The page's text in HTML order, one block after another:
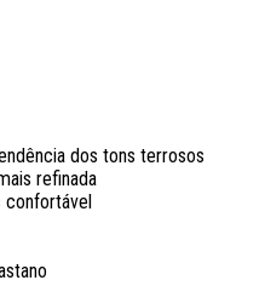
dos tons terrosos
refinada
confortável